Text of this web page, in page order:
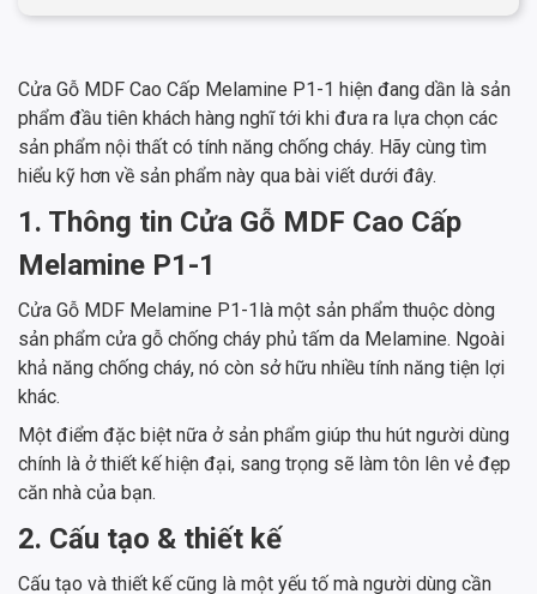
Cửa Gỗ MDF Cao Cấp Melamine P1-1 hiện đang dần là sản
phẩm đầu tiên khách hàng nghĩ tới khi đưa ra lựa chọn các
sản phẩm nội thất có tính năng chống cháy. Hãy cùng tìm
hiểu kỹ hơn về sản phẩm này qua bài viết dưới đây.
1. Thông tin Cửa Gỗ MDF Cao Cấp
Melamine P1-1
Cửa Gỗ MDF Melamine P1-1là một sản phẩm thuộc dòng
sản phẩm cửa gỗ chống cháy phủ tấm da Melamine. Ngoài
khả năng chống cháy, nó còn sở hữu nhiều tính năng tiện lợi
khác.
Một điểm đặc biệt nữa ở sản phẩm giúp thu hút người dùng
chính là ở thiết kế hiện đại, sang trọng sẽ làm tôn lên vẻ đẹp
căn nhà của bạn.
2. Cấu tạo & thiết kế
Cấu tạo và thiết kế cũng là một yếu tố mà người dùng cần